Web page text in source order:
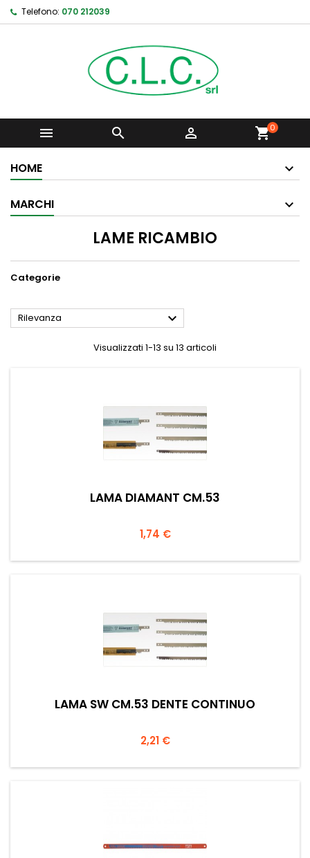
Telefono: 070 212039
   shopping_cart0
HOME
MARCHI
LAME RICAMBIO
Categorie
Rilevanza 
Visualizzati 1-13 su 13 articoli
LAMA DIAMANT CM.53
Prezzo
1,74 €
LAMA SW CM.53 DENTE CONTINUO
Prezzo
2,21 €